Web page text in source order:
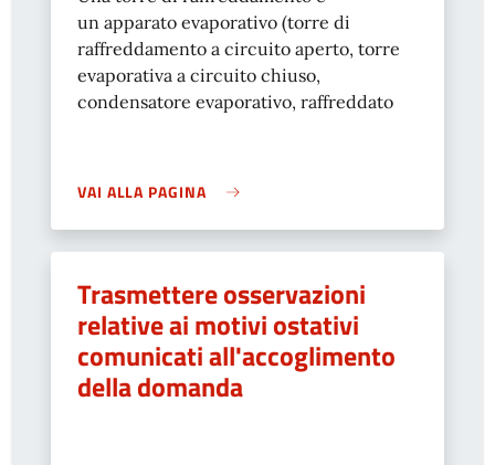
un apparato evaporativo (torre di
raffreddamento a circuito aperto, torre
evaporativa a circuito chiuso,
condensatore evaporativo, raffreddato
VAI ALLA PAGINA
Trasmettere osservazioni
relative ai motivi ostativi
comunicati all'accoglimento
della domanda